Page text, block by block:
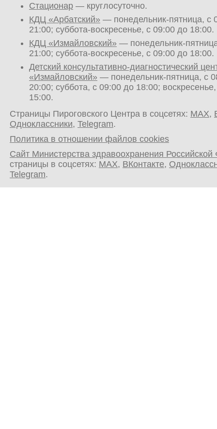
Стационар — круглосуточно.
КДЦ «Арбатский» — понедельник-пятница, с
21:00; суббота-воскресенье, с 09:00 до 18:00.
КДЦ «Измайловский» — понедельник-
21:00; суббота-воскресенье, с 09:00 до 18:00.
Детский консультативно-диагностический
«Измайловский» — понедельник-пятница, с
20:00; суббота, с 09:00 до 18:00;
15:00.
Страницы Пироговского Центра в соцсетях: MAX,
Одноклассники, Telegram.
Политика в отношении файлов cookies
Сайт Министерства здравоохранения
страницы в соцсетях: MAX, ВКонтакте,
Telegram.